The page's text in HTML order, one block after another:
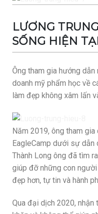
LƯƠNG
SỐNG HIỆN
Ông tham gia hướng dẫn
doanh mỹ phẩm học về
làm đẹp không xâm lấn
Năm 2019, ông tham gia
EagleCamp dưới sự
Thành Long ông đã tìm
giúp đỡ những con
đẹp hơn, tự tin và hành
Qua đại dịch 2020,